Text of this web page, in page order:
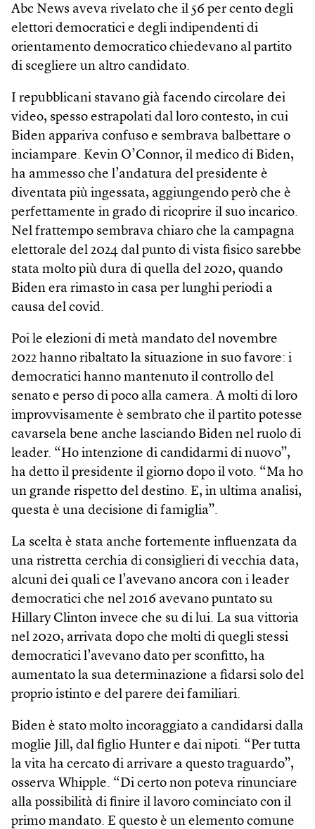
Abc News aveva rivelato che il 56 per cento degli
elettori democratici e degli indipendenti di
orientamento democratico chiedevano al partito
di scegliere un altro candidato.
I repubblicani stavano già facendo circolare dei
video, spesso estrapolati dal loro contesto, in cui
Biden appariva confuso e sembrava balbettare o
inciampare. Kevin O’Connor, il medico di Biden,
ha ammesso che l’andatura del presidente è
diventata più ingessata, aggiungendo però che è
perfettamente in grado di ricoprire il suo incarico.
Nel frattempo sembrava chiaro che la campagna
elettorale del 2024 dal punto di vista fisico sarebbe
stata molto più dura di quella del 2020, quando
Biden era rimasto in casa per lunghi periodi a
causa del covid.
Poi le elezioni di metà mandato del novembre
2022 hanno ribaltato la situazione in suo favore: i
democratici hanno mantenuto il controllo del
senato e perso di poco alla camera. A molti di loro
improvvisamente è sembrato che il partito potesse
cavarsela bene anche lasciando Biden nel ruolo di
leader. “Ho intenzione di candidarmi di nuovo”,
ha detto il presidente il giorno dopo il voto. “Ma ho
un grande rispetto del destino. E, in ultima analisi,
questa è una decisione di famiglia”.
La scelta è stata anche fortemente influenzata da
una ristretta cerchia di consiglieri di vecchia data,
alcuni dei quali ce l’avevano ancora con i leader
democratici che nel 2016 avevano puntato su
Hillary Clinton invece che su di lui. La sua vittoria
nel 2020, arrivata dopo che molti di quegli stessi
democratici l’avevano dato per sconfitto, ha
aumentato la sua determinazione a fidarsi solo del
proprio istinto e del parere dei familiari.
Biden è stato molto incoraggiato a candidarsi dalla
moglie Jill, dal figlio Hunter e dai nipoti. “Per tutta
la vita ha cercato di arrivare a questo traguardo”,
osserva Whipple. “Di certo non poteva rinunciare
alla possibilità di finire il lavoro cominciato con il
primo mandato. E questo è un elemento comune